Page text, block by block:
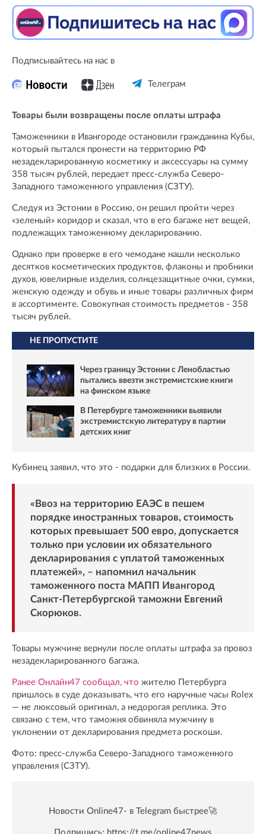
Подписывайтесь на нас в
Телеграм
Товары были возвращены после оплаты штрафа
Таможенники в Ивангороде остановили гражданина Кубы,
который пытался пронести на территорию РФ
незадекларированную косметику и аксессуары на сумму
358 тысяч рублей, передает пресс-служба Северо-
Западного таможенного управления (СЗТУ).
Следуя из Эстонии в Россию, он решил пройти через
«зеленый» коридор и сказал, что в его багаже нет вещей,
подлежащих таможенному декларированию.
Однако при проверке в его чемодане нашли несколько
десятков косметических продуктов, флаконы и пробники
духов, ювелирные изделия, солнцезащитные очки, сумки,
женскую одежду и обувь и иные товары различных фирм
в ассортименте. Совокупная стоимость предметов - 358
тысяч рублей.
НЕ ПРОПУСТИТЕ
Через границу Эстонии с Ленобластью
пытались ввезти экстремистские книги
на финском языке
В Петербурге таможенники выявили
экстремистскую литературу в партии
детских книг
Кубинец заявил, что это - подарки для близких в России.
«Ввоз на территорию ЕАЭС в пешем
порядке иностранных товаров, стоимость
которых превышает 500 евро, допускается
только при условии их обязательного
декларирования с уплатой таможенных
платежей», – напомнил начальник
таможенного поста МАПП Ивангород
Санкт-Петербургской таможни Евгений
Скорюков.
Товары мужчине вернули после оплаты штрафа за провоз
незадекларированного багажа.
Ранее Онлайн47 сообщал, что жителю Петербурга
пришлось в суде доказывать, что его наручные часы Rolex
— не люксовый оригинал, а недорогая реплика. Это
связано с тем, что таможня обвиняла мужчину в
уклонении от декларирования предмета роскоши.
Фото: пресс-служба Северо-Западного таможенного
управления (СЗТУ).
Новости Online47- в Telegram быстрее🚀